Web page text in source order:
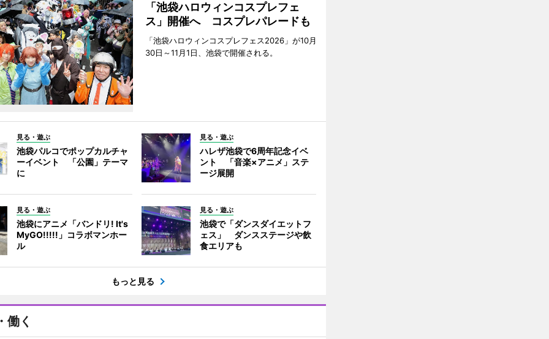
「池袋ハロウィンコスプレフェ
ス」開催へ コスプレパレードも
「池袋ハロウィンコスプレフェス2026」が10月
30日～11月1日、池袋で開催される。
見る・遊ぶ
池袋パルコでポップカルチャ
ーイベント 「公園」テーマ
に
見る・遊ぶ
ハレザ池袋で6周年記念イベ
ント 「音楽×アニメ」ステ
ージ展開
見る・遊ぶ
池袋にアニメ「バンドリ! It's
MyGO!!!!!」コラボマンホー
ル
見る・遊ぶ
池袋で「ダンスダイエットフ
ェス」 ダンスステージや飲
食エリアも
もっと見る
働く